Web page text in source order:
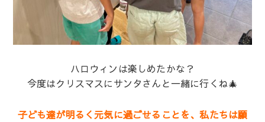
ハロウィンは楽しめたかな？
今度はクリスマスにサンタさんと一緒に行くね🎄
子ども達が明るく元気に過ごせることを、私たちは願